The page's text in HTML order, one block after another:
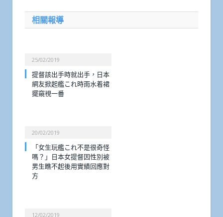
相關報導
25/02/2019
提督該出手時就出手，日本
網友掀起艦これ時雨水着裙
擺窺視一番
20/02/2019
「女生玩艦これ不是很奇怪
嗎？」日本女提督因性別被
男生瞧不起後用實績回應對
方
12/02/2019